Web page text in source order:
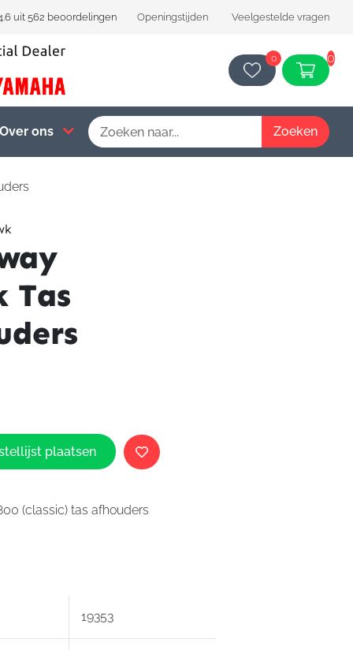
uit 562 beoordelingen Openingstijden Veelgestelde vragen
0 0
ons
Tas
plaatsen
(classic) tas afhouders
19353